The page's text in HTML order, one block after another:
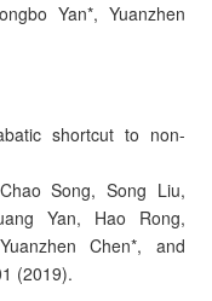
Yan*, Yuanzhen
shortcut to non-
Song, Song Liu,
Yan, Hao Rong,
Chen*, and
(2019).